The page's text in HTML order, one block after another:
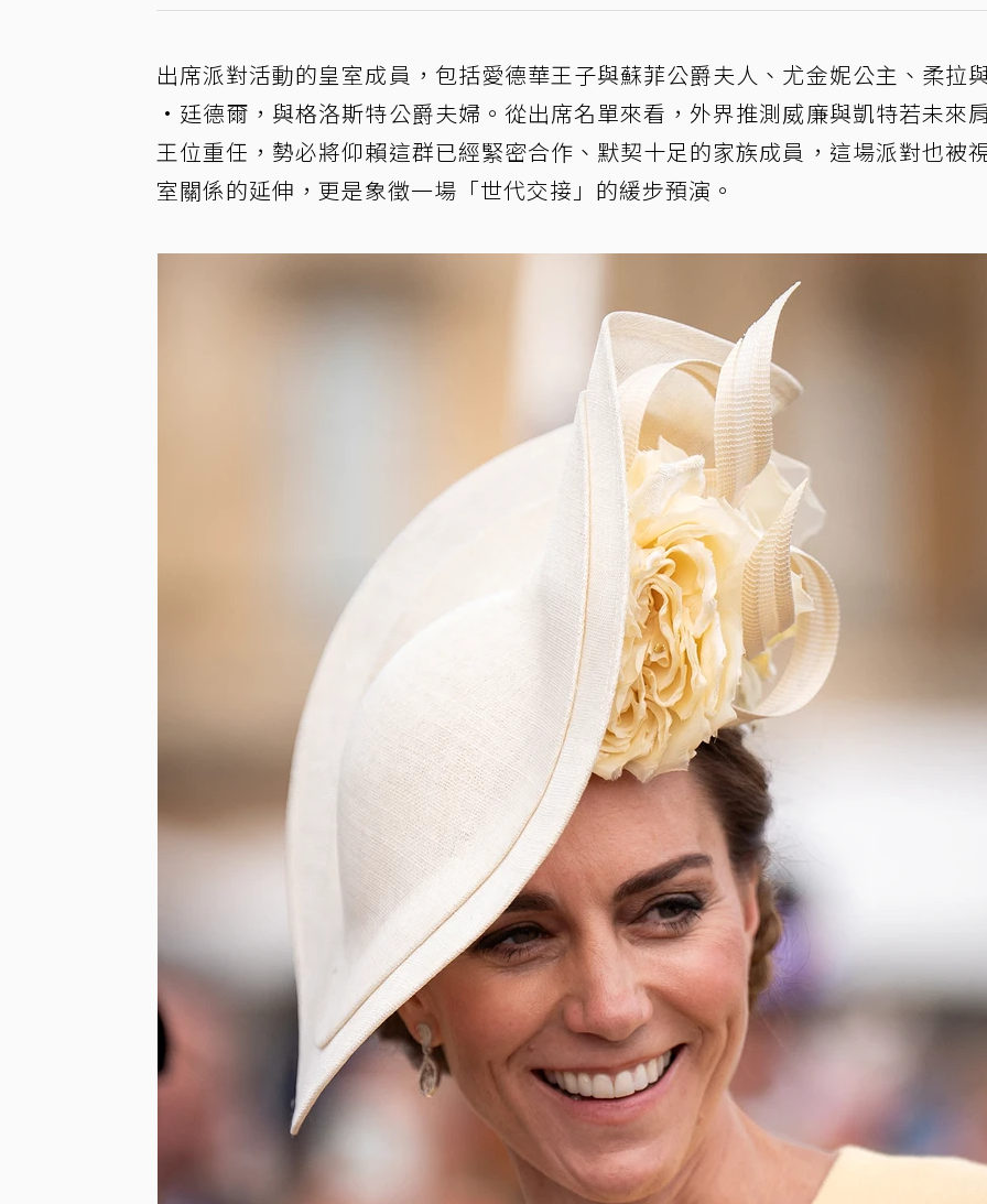
出席派對活動的皇室成員，包括愛德華王子與蘇菲公爵夫人、尤金妮公主、柔拉
·廷德爾，與格洛斯特公爵夫婦。從出席名單來看，外界推測威廉與凱特若未來
王位重任，勢必將仰賴這群已經緊密合作、默契十足的家族成員，這場派對也被
室關係的延伸，更是象徵一場「世代交接」的緩步預演。